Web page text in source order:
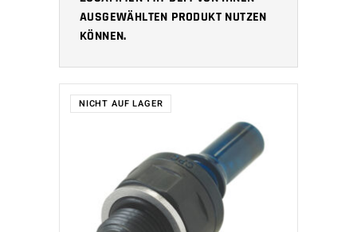
AUSGEWÄHLTEN PRODUKT NUTZEN
KÖNNEN.
NICHT AUF LAGER
WEITERLESEN